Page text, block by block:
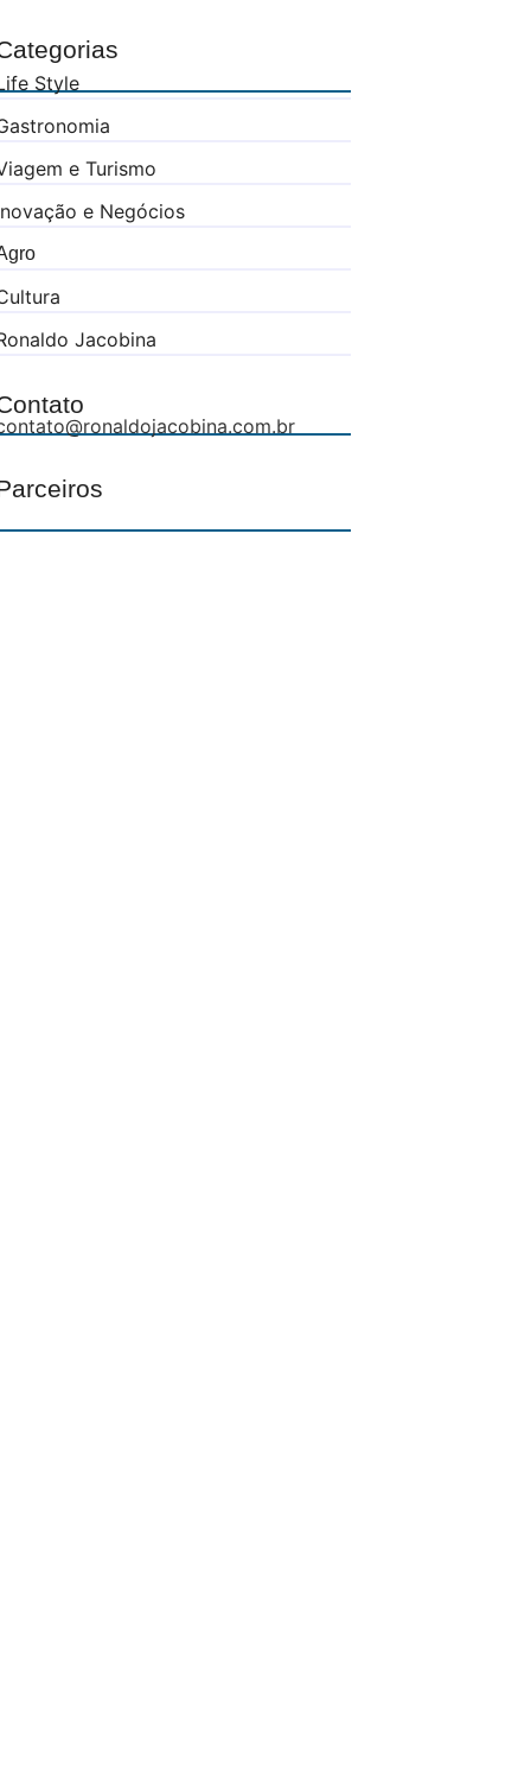
Style
e Turismo
e Negócios
Jacobina